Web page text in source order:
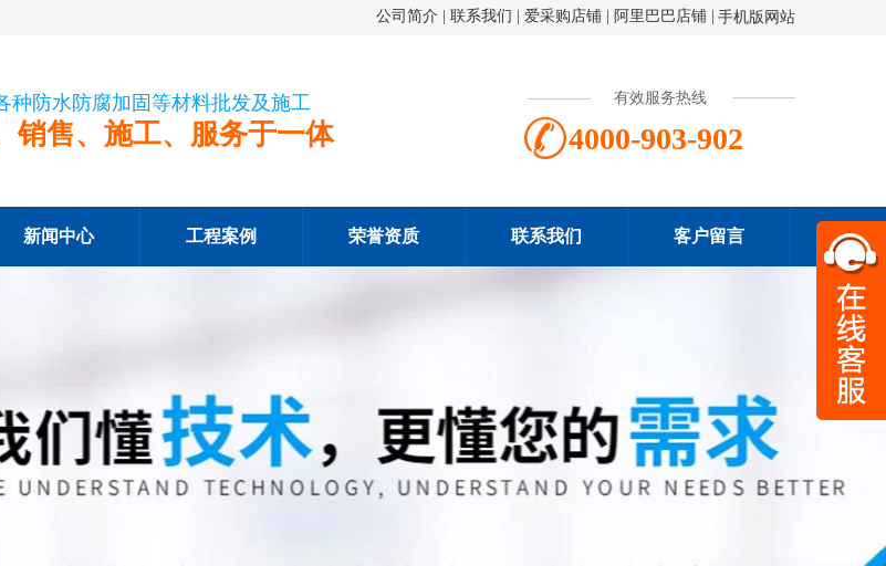
手机版网站
公司简介 联系我们 爱采购店铺 阿里巴巴店铺
种防水防腐加固等材料批发及施工
销售、施工、服务于一体
有效服务热线
4000-903-902
新闻中心 工程案例 荣誉资质 联系我们 客户留言
扫一